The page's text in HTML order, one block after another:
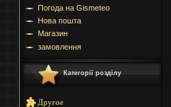
Погода на Gismeteo
Нова пошта
Магазин
замовлення
Категорії розділу
Другое